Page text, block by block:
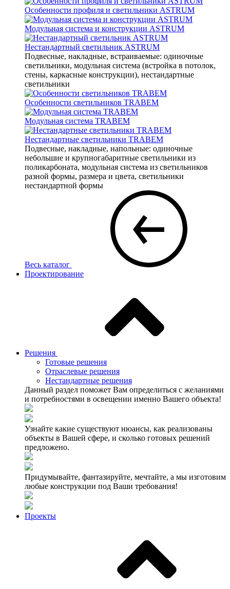
Особенности профиля и светильники ASTRUM
Модульная система и конструкции ASTRUM
Нестандартный светильник ASTRUM
Подвесные, накладные, встраиваемые: одиночные
светильники, модульная система (встройка в потолок,
стены, каркасные конструкции), нестандартные
светильники
Особенности светильников TRABEM
Модульная система TRABEM
Нестандартные светильники TRABEM
Подвесные, накладные, напольные: одиночные
небольшие и крупногабаритные светильники из
поликарбоната, модульная система из светильников
разной формы, размера и цвета, светильники
нестандартной формы
Весь каталог
Проектирование
Решения
Готовые решения
Отраслевые решения
Нестандартные решения
Данный раздел поможет Вам определиться с желаниями
и потребностями в освещении именно Вашего объекта!
Узнайте какие существуют нюансы, как реализованы
объекты в Вашей сфере, и сколько готовых решений
предложено.
Придумывайте, фантазируйте, мечтайте, а мы изготовим
любые конструкции под Ваши требования!
Проекты